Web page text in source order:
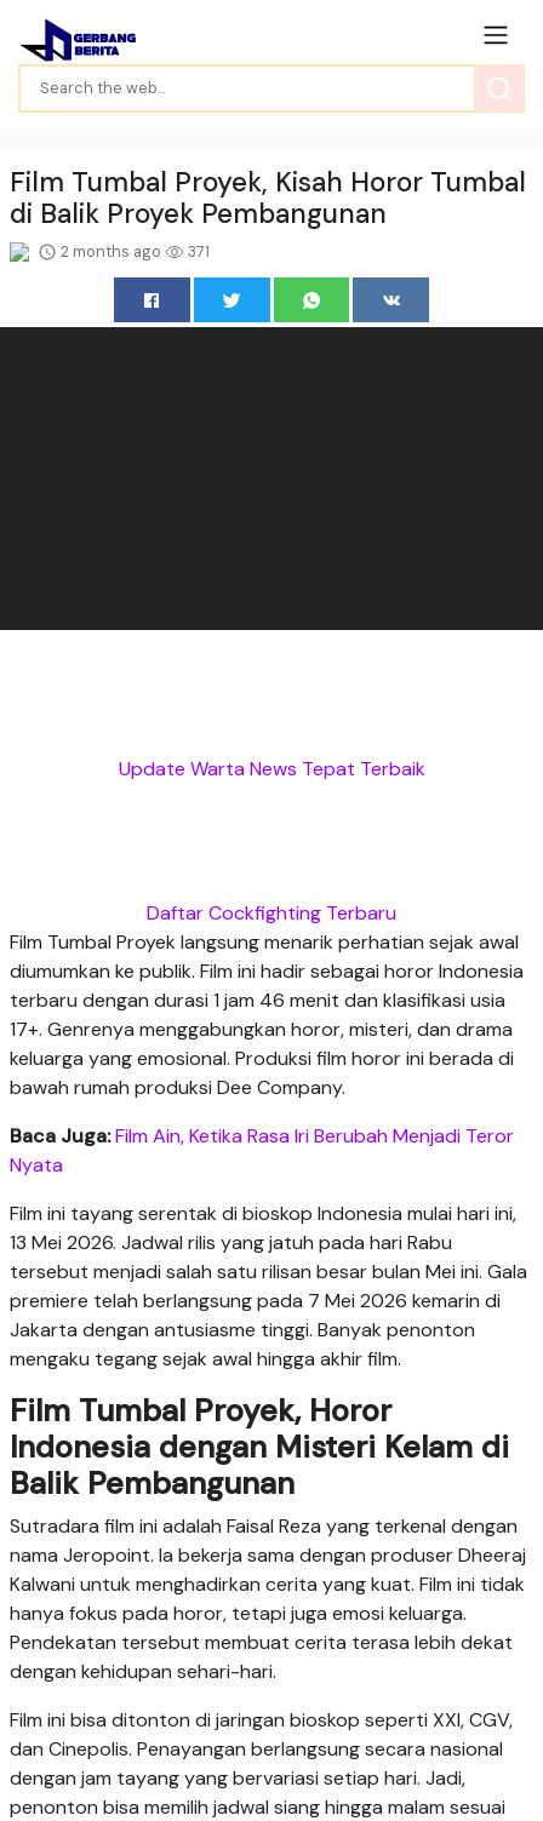
Film Tumbal Proyek, Kisah Horor Tumbal
di Balik Proyek Pembangunan
2 months ago 371
Update Warta News Tepat Terbaik
Daftar Cockfighting Terbaru
Film Tumbal Proyek langsung menarik perhatian sejak awal
diumumkan ke publik. Film ini hadir sebagai horor Indonesia
terbaru dengan durasi 1 jam 46 menit dan klasifikasi usia
17+. Genrenya menggabungkan horor, misteri, dan drama
keluarga yang emosional. Produksi film horor ini berada di
bawah rumah produksi Dee Company.
Baca Juga:Film Ain, Ketika Rasa Iri Berubah Menjadi Teror
Nyata
Film ini tayang serentak di bioskop Indonesia mulai hari ini,
13 Mei 2026. Jadwal rilis yang jatuh pada hari Rabu
tersebut menjadi salah satu rilisan besar bulan Mei ini. Gala
premiere telah berlangsung pada 7 Mei 2026 kemarin di
Jakarta dengan antusiasme tinggi. Banyak penonton
mengaku tegang sejak awal hingga akhir film.
Film Tumbal Proyek, Horor
Indonesia dengan Misteri Kelam di
Balik Pembangunan
Sutradara film ini adalah Faisal Reza yang terkenal dengan
nama Jeropoint. Ia bekerja sama dengan produser Dheeraj
Kalwani untuk menghadirkan cerita yang kuat. Film ini tidak
hanya fokus pada horor, tetapi juga emosi keluarga.
Pendekatan tersebut membuat cerita terasa lebih dekat
dengan kehidupan sehari-hari.
Film ini bisa ditonton di jaringan bioskop seperti XXI, CGV,
dan Cinepolis. Penayangan berlangsung secara nasional
dengan jam tayang yang bervariasi setiap hari. Jadi,
penonton bisa memilih jadwal siang hingga malam sesuai